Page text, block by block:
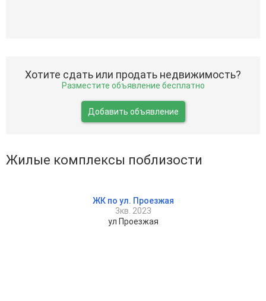
Хотите сдать или продать недвижимость?
Разместите объявление бесплатно
Добавить объявление
Жилые комплексы поблизости
ЖК по ул. Проезжая
3кв. 2023
ул Проезжая